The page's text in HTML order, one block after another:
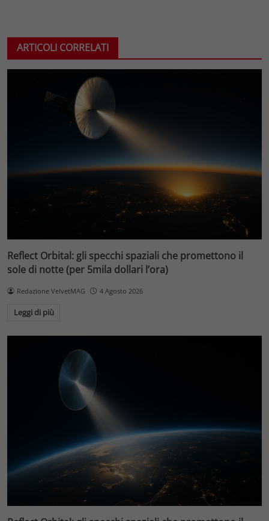
ARTICOLI CORRELATI
Reflect Orbital: gli specchi spaziali che promettono il
sole di notte (per 5mila dollari l’ora)
Redazione VelvetMAG 4 Agosto 2026
Leggi di più